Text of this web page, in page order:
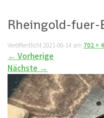
Rheingold-fuer-
Veröffentlicht2021-08-14 am 702 ×
← Vorherige
Nächste →